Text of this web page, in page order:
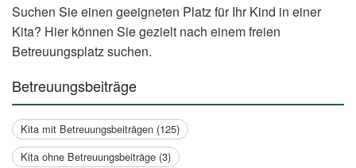
Suchen Sie einen geeigneten Platz für Ihr Kind in einer
Kita? Hier können Sie gezielt nach einem freien
Betreuungsplatz suchen.
Betreuungsbeiträge
Kita mit Betreuungsbeiträgen (125)
Kita ohne Betreuungsbeiträge (3)